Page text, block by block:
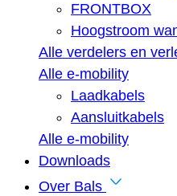
FRONTBOX
Hoogstroom
Alle verdelers en
Alle e-mobility
Laadkabels
Aansluitkabels
Alle e-mobility
Downloads
Over Bals